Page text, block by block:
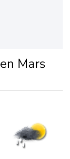
en Mars